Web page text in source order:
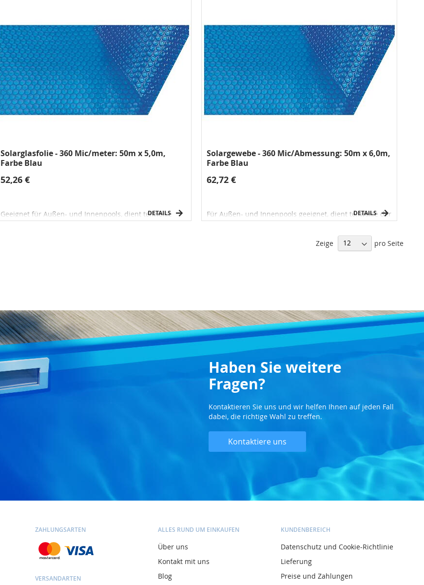
Solarglasfolie - 360 Mic/meter: 50m x 5,0m,
Farbe Blau
52,26 €
Geeignet für Außen- und Innenpools, dient teilweise
zum Erwärmen des Wassers und reduziert die
DETAILS
Solargewebe - 360 Mic/Abmessung: 50m x 6,0m,
Farbe Blau
62,72 €
Für Außen- und Innenpools geeignet, dient teilweise der
Wassererwärmung und reduziert das Verdampfen an
DETAILS
Zeige pro Seite
Haben Sie weitere
Fragen?
Kontaktieren Sie uns und wir helfen Ihnen auf jeden Fall
dabei, die richtige Wahl zu treffen.
Kontaktiere uns
ZAHLUNGSARTEN
VERSANDARTEN
ALLES RUND UM EINKAUFEN
Über uns
Kontakt mit uns
Blog
KUNDENBEREICH
Datenschutz und Cookie-Richtlinie
Lieferung
Preise und Zahlungen